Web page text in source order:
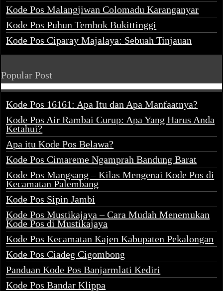
Kode Pos Malangjiwan Colomadu Karanganyar
Kode Pos Puhun Tembok Bukittinggi
Kode Pos Ciparay Majalaya: Sebuah Tinjauan
Popular Post
Kode Pos 16161: Apa Itu dan Apa Manfaatnya?
Kode Pos Air Rambai Curup: Apa Yang Harus Anda
Ketahui?
Apa itu Kode Pos Belawa?
Kode Pos Cimareme Ngamprah Bandung Barat
Kode Pos Mangsang – Kilas Mengenai Kode Pos di
Kecamatan Palembang
Kode Pos Sipin Jambi
Kode Pos Mustikajaya – Cara Mudah Menemukan
Kode Pos di Mustikajaya
Kode Pos Kecamatan Kajen Kabupaten Pekalongan
Kode Pos Ciadeg Cigombong
Panduan Kode Pos Banjarmlati Kediri
Kode Pos Bandar Klippa